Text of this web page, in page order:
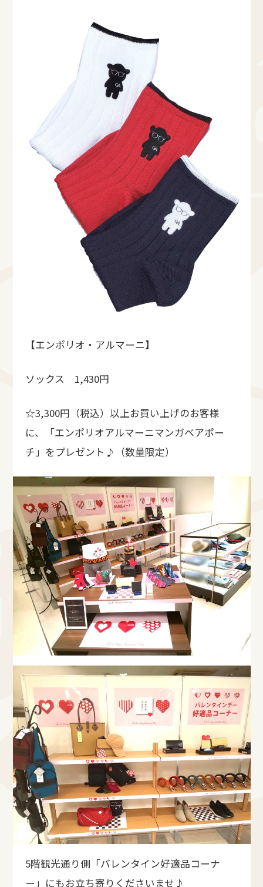
【エンポリオ・アルマーニ】
ソックス 1,430円
☆3,300円（税込）以上お買い上げのお客様
に、「エンポリオアルマーニマンガベアポー
チ」をプレゼント♪（数量限定）
5階観光通り側「バレンタイン好適品コーナ
ー」にもお立ち寄りくださいませ♪